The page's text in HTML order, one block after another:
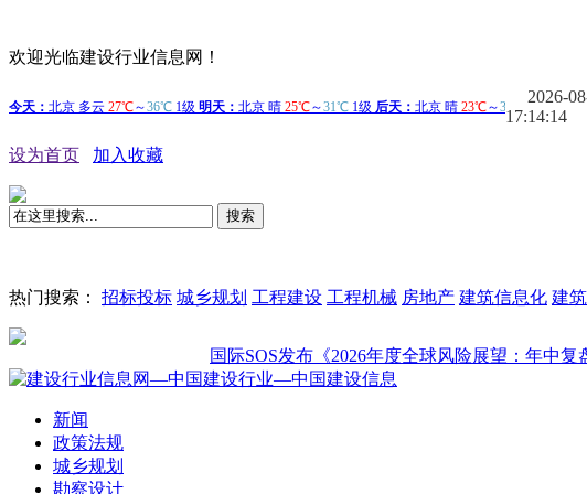
欢迎光临建设行业信息网！
2026-
17:14:15
设为首页 加入收藏
搜索
热门搜索： 招标投标 城乡规划 工程建设 工程机械 房地产 建筑信息化 建
国际SOS发布《2026年度全球风险展望：年中复盘洞察
新闻
政策法规
城乡规划
勘察设计